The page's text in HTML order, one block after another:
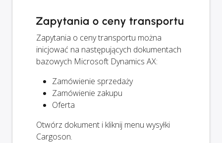
Zapytania o ceny transportu
Zapytania o ceny transportu można
inicjować na następujących dokumentach
bazowych Microsoft Dynamics AX:
Zamówienie sprzedaży
Zamówienie zakupu
Oferta
Otwórz dokument i kliknij menu wysyłki
Cargoson.